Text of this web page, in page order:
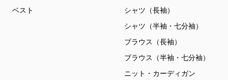
ベスト
シャツ（長袖）
シャツ（半袖・七分袖）
ブラウス（長袖）
ブラウス（半袖・七分袖）
ニット・カーディガン